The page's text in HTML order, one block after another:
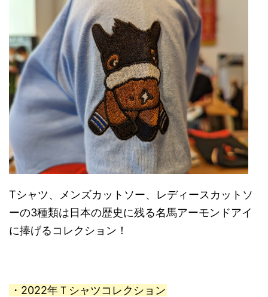
Tシャツ、メンズカットソー、レディースカットソ
ーの3種類は日本の歴史に残る名馬アーモンドアイ
に捧げるコレクション！
・2022年Ｔシャツコレクション